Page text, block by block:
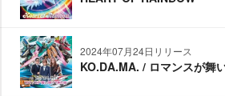
2024年07月24日リリース
KO.DA.MA. / ロマンスが舞